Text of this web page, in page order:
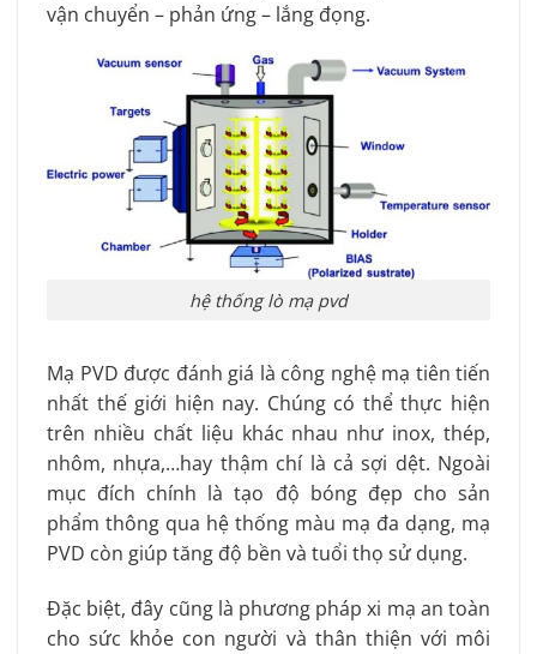
vận chuyển – phản ứng – lắng đọng.
hệ thống lò mạ pvd
Mạ PVD được đánh giá là công nghệ mạ tiên tiến
nhất thế giới hiện nay. Chúng có thể thực hiện
trên nhiều chất liệu khác nhau như inox, thép,
nhôm, nhựa,…hay thậm chí là cả sợi dệt. Ngoài
mục đích chính là tạo độ bóng đẹp cho sản
phẩm thông qua hệ thống màu mạ đa dạng, mạ
PVD còn giúp tăng độ bền và tuổi thọ sử dụng.
Đặc biệt, đây cũng là phương pháp xi mạ an toàn
cho sức khỏe con người và thân thiện với môi